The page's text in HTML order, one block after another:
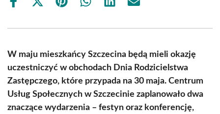
Share
Share
(Twitter)
Share Share Share Share
W maju mieszkańcy Szczecina będą mieli okazję
uczestniczyć w obchodach Dnia Rodzicielstwa
Zastępczego, które przypada na 30 maja. Centrum
Usług Społecznych w Szczecinie zaplanowało dwa
znaczące wydarzenia – festyn oraz konferencję,